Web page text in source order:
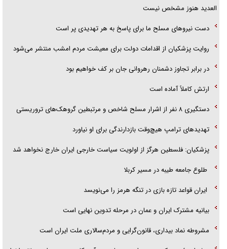
العدید هنوز مشخص نیست
دست نیرو‌های مسلح ما برای پاسخ به هر تهدیدی پر است
روایت پزشکیان از اقدامات دولت برای معیشت مردم امشب منتشر می‌شود
در برابر تجاوز دشمنان رهروانی جان بر کف خواهیم بود
ارتش کاملاً آماده است
دستگیری ۸ نفر از اشرار مسلح شاخص و مرتبطین گروهک‌های تروریستی
تهدید‌های ترامپ هیچ‌وقت بازدارندگی برای او نیاورد
پزشکیان: فلسطین هرگز از اولویت سیاست خارجی ایران خارج نخواهد شد
طلوع جامعه طیبه در مسیر کربلا
ایران قواعد تازه بازی در تنگه هرمز را می‌نویسد
بیانیه مشترک ایران و عمان در مرحله تدوین نهایی است
مشروطه نماد بیداری، قانون‌گرایی و مردم‌سالاری ملت ایران است